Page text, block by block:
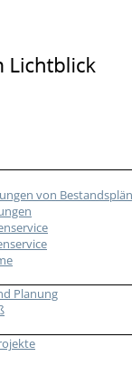
von
Planung